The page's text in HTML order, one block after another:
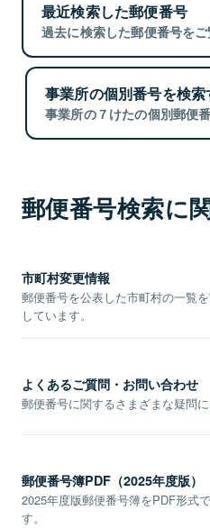
最近検索した郵便番号
過去に検索した郵便番号をご
事業所の個別番号を検索
事業所の７けたの個別郵便
郵便番号検索に
市町村変更情報
郵便番号を公表した市町村の一覧
しています。
よくあるご質問・お問い合わせ
郵便番号に関するさまざまな疑問に
郵便番号簿PDF（2025年度版）
2025年度版郵便番号簿をPDF形式
す。